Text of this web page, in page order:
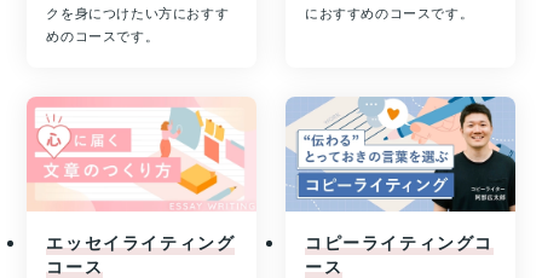
クを身につけたい方におすす
めのコースです。
におすすめのコースです。
エッセイライティング
コース
コピーライティングコ
ース